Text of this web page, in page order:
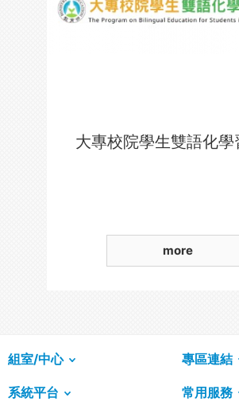
more
組室/中心 專區連結
系統平台 常用服務